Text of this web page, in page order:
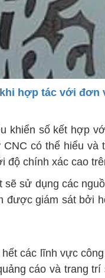
hợp tác với đơn
khiển số kết hợp
có thể hiểu
độ chính xác cao
sử dụng các
giám sát bởi
các lĩnh vực
cáo và trang